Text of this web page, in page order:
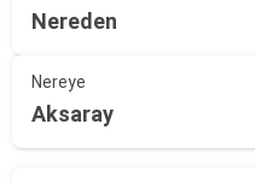
Nereden
Nereye
Aksaray